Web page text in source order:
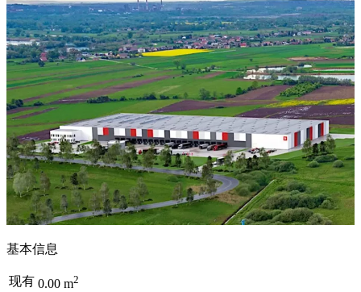
基本信息
现有 0.00 m2